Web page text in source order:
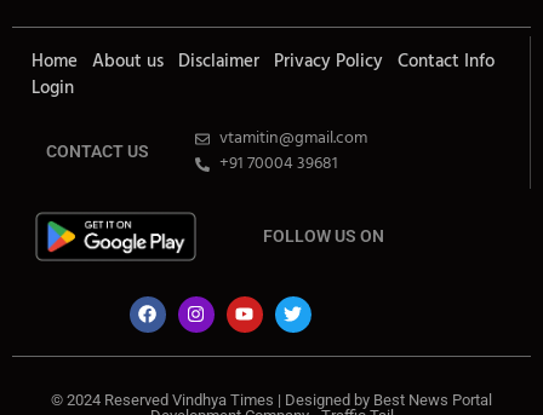
Home About us Disclaimer Privacy Policy Contact Info
Login
CONTACT US
vtamitin@gmail.com
+91 70004 39681
FOLLOW US ON
© 2024 Reserved Vindhya Times | Designed by Best News Portal